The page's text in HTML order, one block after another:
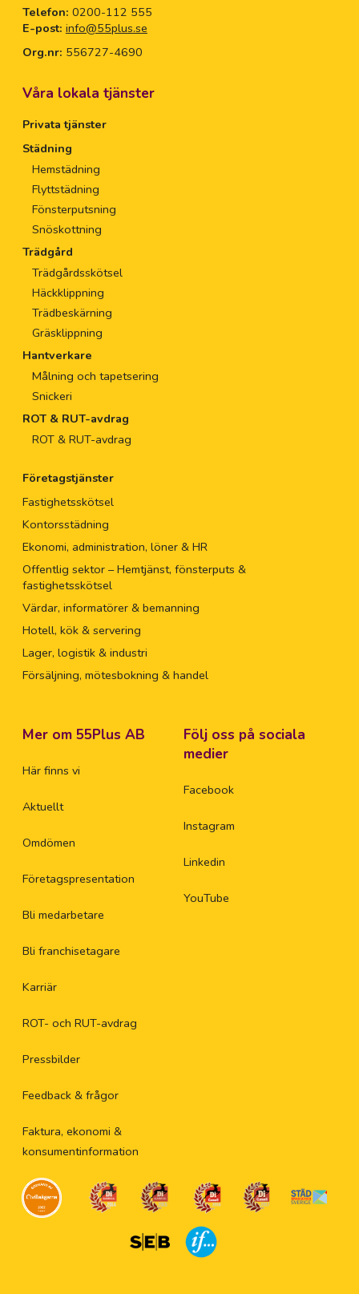
Telefon: 0200-112 555
E-post: info@55plus.se
Org.nr: 556727-4690
Våra lokala tjänster
Privata tjänster
Städning
Hemstädning
Flyttstädning
Fönsterputsning
Snöskottning
Trädgård
Trädgårdsskötsel
Häckklippning
Trädbeskärning
Gräsklippning
Hantverkare
Målning och tapetsering
Snickeri
ROT & RUT-avdrag
ROT & RUT-avdrag
Företagstjänster
Fastighetsskötsel
Kontorsstädning
Ekonomi, administration, löner & HR
Offentlig sektor – Hemtjänst, fönsterputs &
fastighetsskötsel
Värdar, informatörer & bemanning
Hotell, kök & servering
Lager, logistik & industri
Försäljning, mötesbokning & handel
Mer om 55Plus AB
Här finns vi
Aktuellt
Omdömen
Företagspresentation
Bli medarbetare
Bli franchisetagare
Karriär
ROT- och RUT-avdrag
Pressbilder
Feedback & frågor
Faktura, ekonomi &
konsumentinformation
Följ oss på sociala
medier
Facebook
Instagram
Linkedin
YouTube